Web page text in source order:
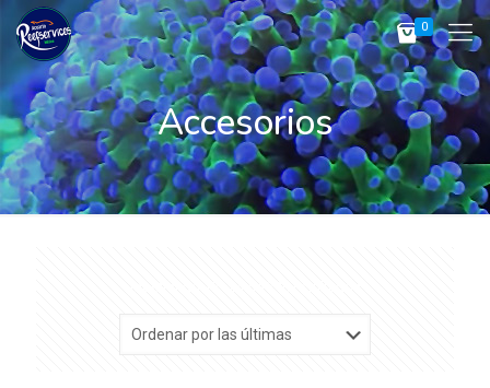
0
Accesorios
latest